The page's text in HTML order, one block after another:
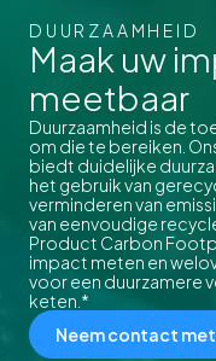
DUURZAAMHEID
Maak uw
meetbaar
Duurzaamheid is de
om die te bereiken.
biedt duidelijke
het gebruik van
verminderen van
van eenvoudige
Product Carbon
impact meten en
voor een duurzamere
keten.*
Neem contact